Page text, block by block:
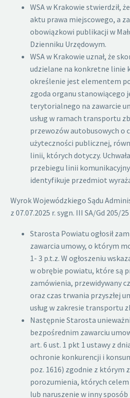
WSA w Krakowie stwierdził,
aktu prawa miejscowego, a
obowiązkowi publikacji w
Dzienniku Urzędowym.
WSA w Krakowie uznał, że
udzielane na konkretne linie
określenie jest elementem
zgoda organu stanowiącego
terytorialnego na zawarcie
usług w ramach transportu
przewozów autobusowych o
użyteczności publicznej,
linii, których dotyczy.
przebiegu linii
identyfikuje przedmiot
Wyrok Wojewódzkiego Sądu
z 07.07.2025 r. sygn. III SA/Gd 205/
Starosta Powiatu ogłosił
zawarcia umowy, o którym
1- 3 p.t.z. W ogłoszeniu
w obrębie powiatu, które są
zamówienia, przewidywany
oraz czas trwania przyszłej
usług w zakresie transportu
Następnie Starosta
bezpośrednim zawarciu
art. 6 ust. 1 pkt 1 ustawy z
ochronie konkurencji i
poz. 1616) zgodnie z którym
porozumienia, których
lub naruszenie w inny